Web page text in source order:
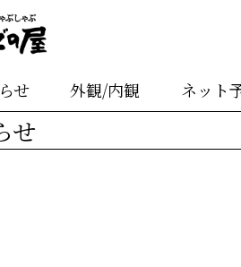
せ 外観/内観 ネット
せ